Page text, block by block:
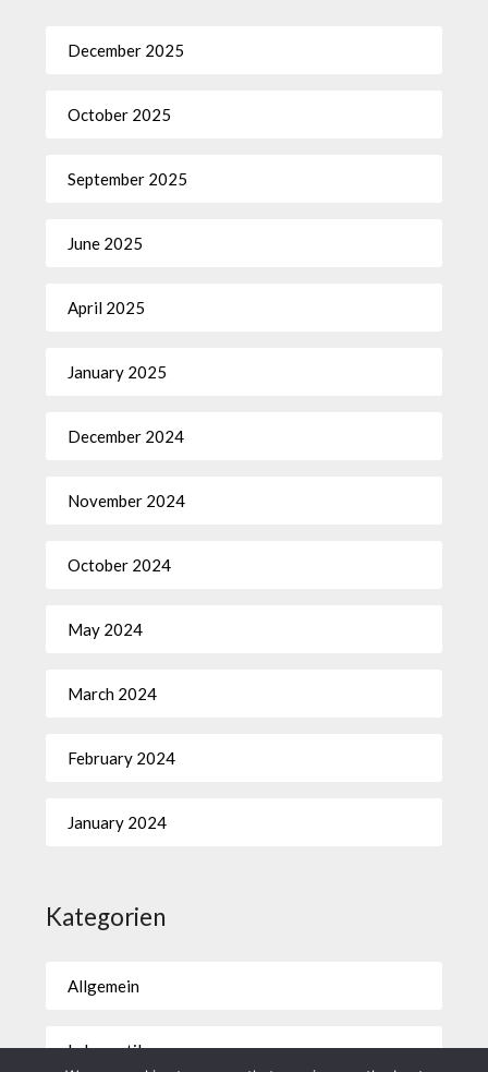
December 2025
October 2025
September 2025
June 2025
April 2025
January 2025
December 2024
November 2024
October 2024
May 2024
March 2024
February 2024
January 2024
Kategorien
Allgemein
Lebensstil